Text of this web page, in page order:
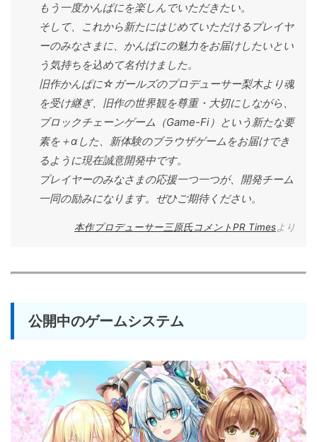
もう一度かんぱにを楽しんでいただきたい。
そして、これから新たにはじめていただけるプレイヤ
ーのみなさまに、かんぱにの魅力をお届けしたいとい
う気持ちを込めて名付けました。
旧作かんぱに☆ガールズのプロデューサー梨木より魂
を受け継ぎ、旧作の世界観を尊重・大切にしながら、
ブロックチェーンゲーム（Game-Fi）という新たな要
素を＋αした、新体験のブラウザゲームをお届けでき
るように現在誠意開発中です。
プレイヤーのみなさまの応援一つ一つが、開発チーム
一同の励みになります。ぜひご期待ください。
本作プロデューサー三原氏コメントPR Timesより
公開中のゲームシステム